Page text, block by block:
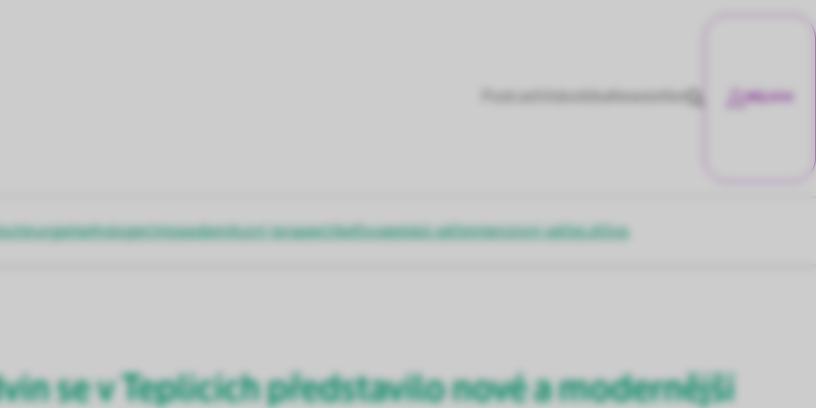
NefrologieOrtopedieInfuzní terapieOšetřovatelská péčeIntenzivní péčeLéčiva
se v Teplicích představilo nové a modernější